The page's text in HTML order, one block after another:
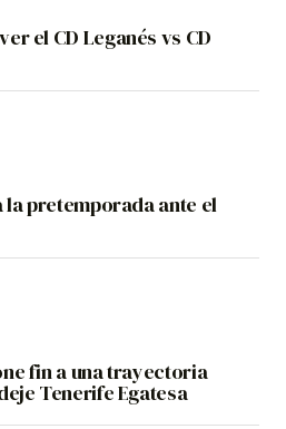
el CD Leganés vs CD
pretemporada ante el
fin a una trayectoria
Tenerife Egatesa